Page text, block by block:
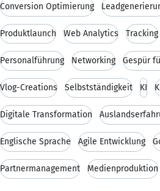
Conversion Optimierung
Produktlaunch Web Analytics Tracking
Personalführung Networking Gespür
Vlog-Creations Selbstständigkeit KI
Digitale Transformation
Englische Sprache Agile Entwicklung
Partnermanagement Medienproduktion